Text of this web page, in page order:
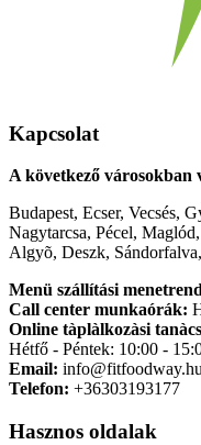
Kapcsolat
A következő városokban
Budapest, Ecser, Vecsés,
Nagytarcsa, Pécel,
Algyõ, Deszk,
Menü szállítási
Call center munkaórák:
Online tàplàlkozàsi
Hétfő - Péntek: 10:00 -
Email: info@fitfoodway.hu
Telefon: +36303193177
Hasznos oldalak